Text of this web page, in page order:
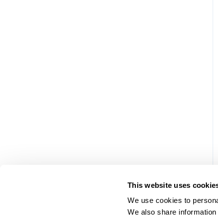
This website uses
We use cookies to
We also share